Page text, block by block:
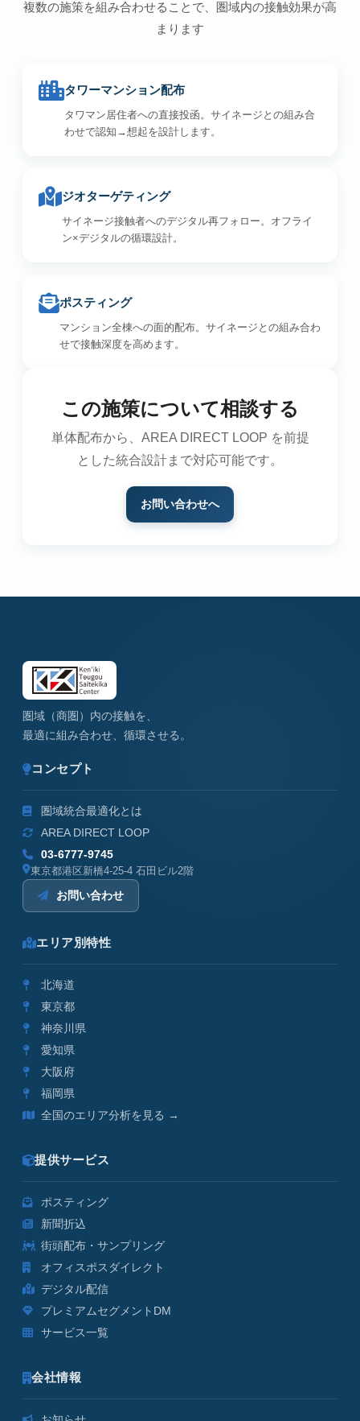
複数の施策を組み合わせることで、圏域内の接触効果が高
まります
タワーマンション配布
タワマン居住者への直接投函。サイネージとの組み合
わせで認知→想起を設計します。
ジオターゲティング
サイネージ接触者へのデジタル再フォロー。オフライ
ン×デジタルの循環設計。
ポスティング
マンション全棟への面的配布。サイネージとの組み合わ
せで接触深度を高めます。
この施策について相談する
単体配布から、AREA DIRECT LOOP を前提
とした統合設計まで対応可能です。
お問い合わせへ
圏域（商圏）内の接触を、
最適に組み合わせ、循環させる。
コンセプト
圏域統合最適化とは
AREA DIRECT LOOP
03-6777-9745
東京都港区新橋4-25-4 石田ビル2階
お問い合わせ
エリア別特性
北海道
東京都
神奈川県
愛知県
大阪府
福岡県
全国のエリア分析を見る →
提供サービス
ポスティング
新聞折込
街頭配布・サンプリング
オフィスポスダイレクト
デジタル配信
プレミアムセグメントDM
サービス一覧
会社情報